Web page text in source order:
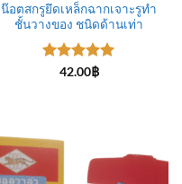
น๊อตสกรูยึดเหล็กฉากเจาะรูทำ
ชั้นวางของ ชนิดด้านเท่า
ให้คะแนน
42.00฿